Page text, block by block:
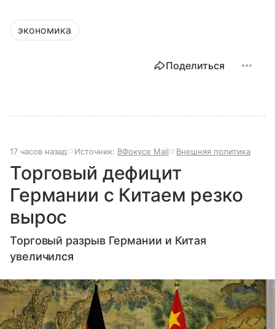
экономика
Поделиться
17 часов назад Источник: ВФокусе Mail Внешняя политика
Торговый дефицит
Германии с Китаем резко
вырос
Торговый разрыв Германии и Китая
увеличился